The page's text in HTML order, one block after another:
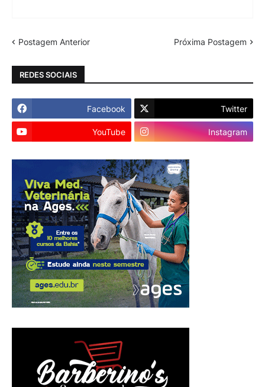
Postagem Anterior Próxima Postagem
REDES SOCIAIS
Facebook Twitter
YouTube Instagram